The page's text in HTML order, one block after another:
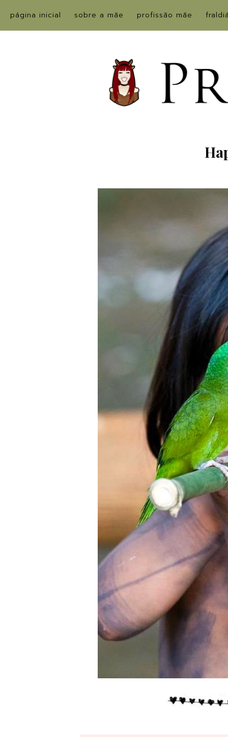
página inicial sobre a mãe profissão mãe